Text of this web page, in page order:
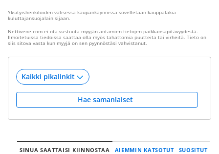
Yksityishenkilöiden välisessä kaupankäynnissä sovelletaan kauppalakia
kuluttajansuojalain sijaan.
Nettivene.com ei ota vastuuta myyjän antamien tietojen paikkansapitävyydestä.
Ilmoitetuissa tiedoissa saattaa olla myös tahattomia puutteita tai virheitä. Tieto on
siis sitova vasta kun myyjä on sen pyynnöstäsi vahvistanut.
Hae samanlaiset
SINUA SAATTAISI KIINNOSTAA AIEMMIN KATSOTUT SUOSITUT